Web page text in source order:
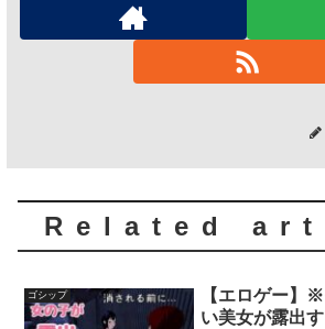
Related
ゴシップ
【エロゲー】
い美女が露出